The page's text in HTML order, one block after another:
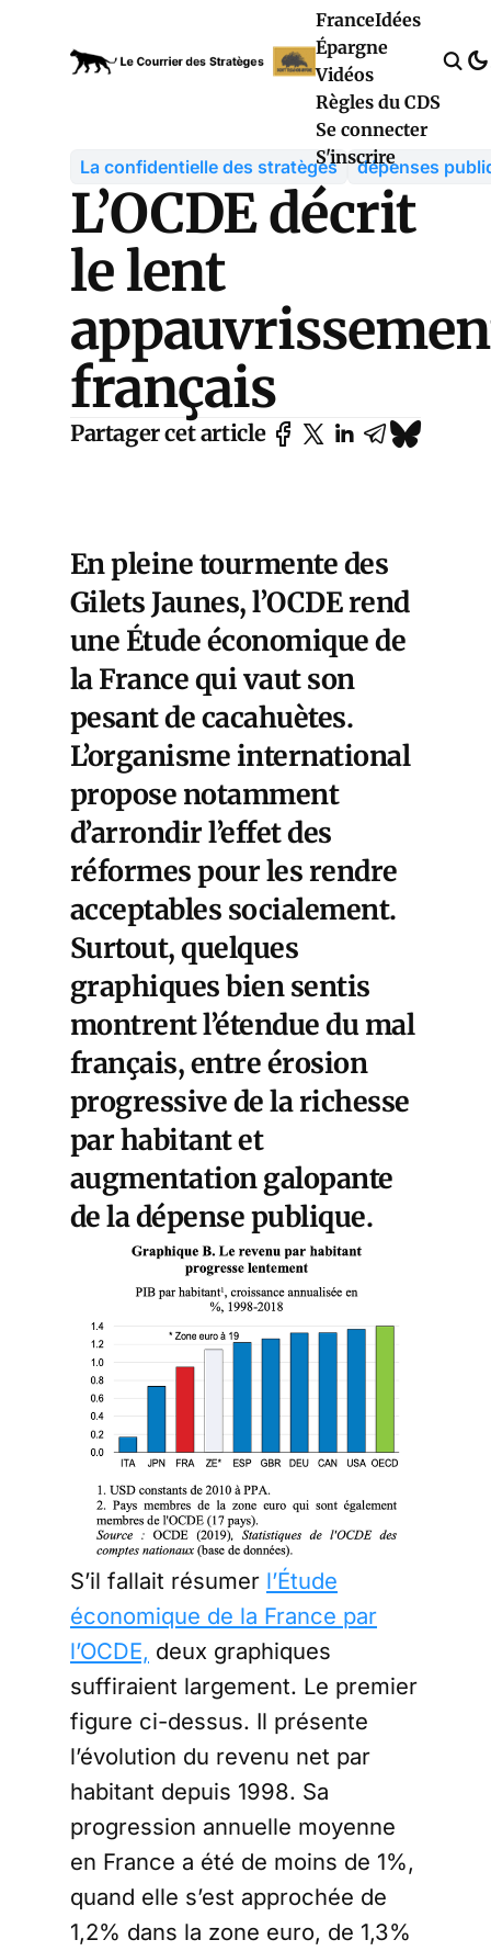
FranceIdées
Épargne
Vidéos
Règles du CDS
Se connecter
S'inscrire
La confidentielle des stratèges dépenses
L’OCDE décrit
le lent
français
Partager cet article
En pleine tourmente des
Gilets Jaunes, l’OCDE rend
une Étude économique de
la France qui vaut son
pesant de cacahuètes.
L’organisme international
propose notamment
d’arrondir l’effet des
réformes pour les rendre
acceptables socialement.
Surtout, quelques
graphiques bien sentis
montrent l’étendue du mal
français, entre érosion
progressive de la richesse
par habitant et
augmentation galopante
de la dépense publique.
S’il fallait résumer l’Étude
économique de la France par
l’OCDE, deux graphiques
suffiraient largement. Le premier
figure ci-dessus. Il présente
l’évolution du revenu net par
habitant depuis 1998. Sa
progression annuelle moyenne
en France a été de moins de 1%,
quand elle s’est approchée de
1,2% dans la zone euro, de 1,3%